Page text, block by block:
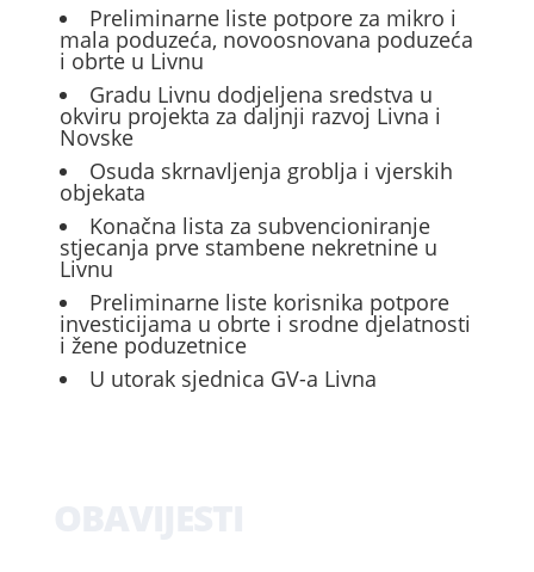
Preliminarne liste potpore za mikro i
mala poduzeća, novoosnovana poduzeća
i obrte u Livnu
Gradu Livnu dodjeljena sredstva u
okviru projekta za daljnji razvoj Livna i
Novske
Osuda skrnavljenja groblja i vjerskih
objekata
Konačna lista za subvencioniranje
stjecanja prve stambene nekretnine u
Livnu
Preliminarne liste korisnika potpore
investicijama u obrte i srodne djelatnosti
i žene poduzetnice
U utorak sjednica GV-a Livna